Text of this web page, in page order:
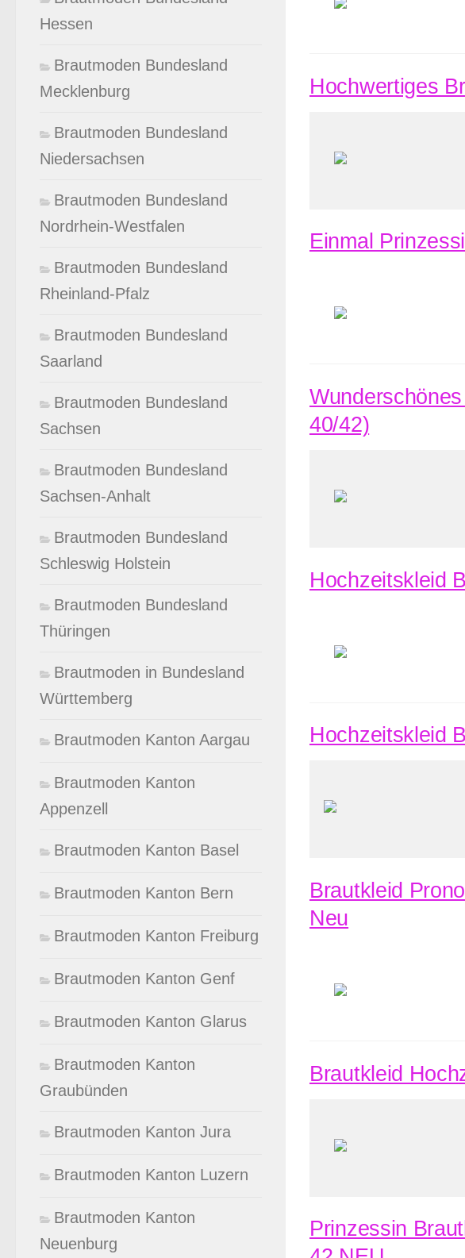
Hochwertiges
Einmal
40/42)
Hochzeitskleid
Hochzeitskleid
Brautkleid
Neu
Brautkleid
Prinzessin
Hessen
Brautmoden Bundesland
Mecklenburg
Brautmoden Bundesland
Niedersachsen
Brautmoden Bundesland
Nordrhein-Westfalen
Brautmoden Bundesland
Rheinland-Pfalz
Brautmoden Bundesland
Saarland
Brautmoden Bundesland
Sachsen
Brautmoden Bundesland
Sachsen-Anhalt
Brautmoden Bundesland
Schleswig Holstein
Brautmoden Bundesland
Thüringen
Brautmoden in Bundesland
Württemberg
Brautmoden Kanton Aargau
Brautmoden Kanton
Appenzell
Brautmoden Kanton Basel
Brautmoden Kanton Bern
Brautmoden Kanton Freiburg
Brautmoden Kanton Genf
Brautmoden Kanton Glarus
Brautmoden Kanton
Graubünden
Brautmoden Kanton Jura
Brautmoden Kanton Luzern
Brautmoden Kanton
Neuenburg